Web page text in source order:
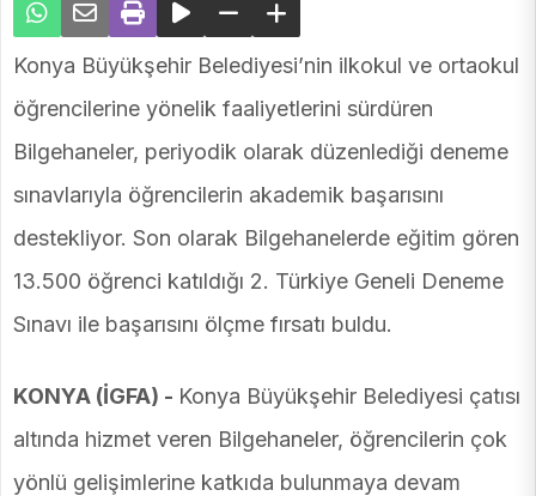
Konya Büyükşehir Belediyesi’nin ilkokul ve ortaokul
öğrencilerine yönelik faaliyetlerini sürdüren
Bilgehaneler, periyodik olarak düzenlediği deneme
sınavlarıyla öğrencilerin akademik başarısını
destekliyor. Son olarak Bilgehanelerde eğitim gören
13.500 öğrenci katıldığı 2. Türkiye Geneli Deneme
Sınavı ile başarısını ölçme fırsatı buldu.
KONYA (İGFA) - Konya Büyükşehir Belediyesi çatısı
altında hizmet veren Bilgehaneler, öğrencilerin çok
yönlü gelişimlerine katkıda bulunmaya devam